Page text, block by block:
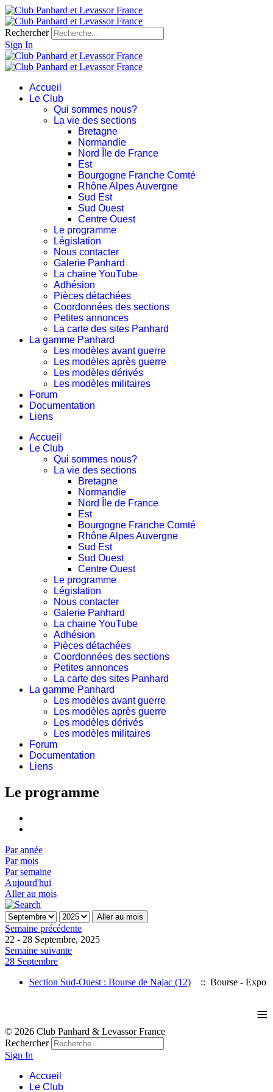
Rechercher
Sign In
Accueil
Le Club
Qui sommes nous?
La vie des sections
Bretagne
Normandie
Nord Île de France
Est
Bourgogne Franche Comté
Rhône Alpes Auvergne
Sud Est
Sud Ouest
Centre Ouest
Le programme
Législation
Nous contacter
Galerie Panhard
La chaine YouTube
Adhésion
Pièces détachées
Coordonnées des sections
Petites annonces
La carte des sites Panhard
La gamme Panhard
Les modèles avant guerre
Les modèles après guerre
Les modèles dérivés
Les modèles militaires
Forum
Documentation
Liens
Accueil
Le Club
Qui sommes nous?
La vie des sections
Bretagne
Normandie
Nord Île de France
Est
Bourgogne Franche Comté
Rhône Alpes Auvergne
Sud Est
Sud Ouest
Centre Ouest
Le programme
Législation
Nous contacter
Galerie Panhard
La chaine YouTube
Adhésion
Pièces détachées
Coordonnées des sections
Petites annonces
La carte des sites Panhard
La gamme Panhard
Les modèles avant guerre
Les modèles après guerre
Les modèles dérivés
Les modèles militaires
Forum
Documentation
Liens
Le programme
Par année
Par mois
Par semaine
Aujourd'hui
Aller au mois
Aller au mois
Semaine précédente
22 - 28 Septembre, 2025
Semaine suivante
28 Septembre
Section Sud-Ouest : Bourse de Najac (12)
:: Bourse - Expo
≡
© 2026 Club Panhard & Levassor France
Rechercher
Sign In
Accueil
Le Club